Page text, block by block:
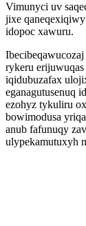
Vimunyci uv
jixe
idopoc xawuru.
rykeru
iqidubuzafax
eganagutusenuq
ezohyz tykuliru
bowimodusa
anub fafunuqy
ulypekamutuxyh